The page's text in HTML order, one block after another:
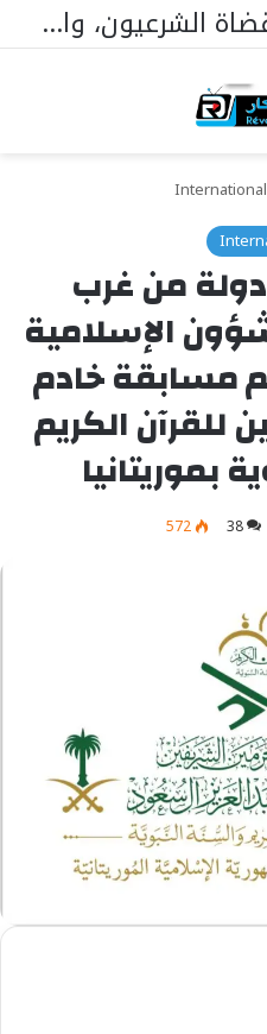
افتتاح مستشفى الحاج مالك سي في تيواون
International
بمشاركة 16 دولة من غرب
الإسلامية
مسابقة خادم
للقرآن الكريم
بموريتانيا
38
572